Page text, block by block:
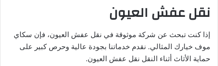
نقل عفش العيون
إذا كنت تبحث عن شركة موثوقة في نقل عفش العيون، فإن سكاي
موف خيارك المثالي. نقدم خدماتنا بجودة عالية وحرص كبير على
حماية الأثاث أثناء النقل نقل عفش العيون.